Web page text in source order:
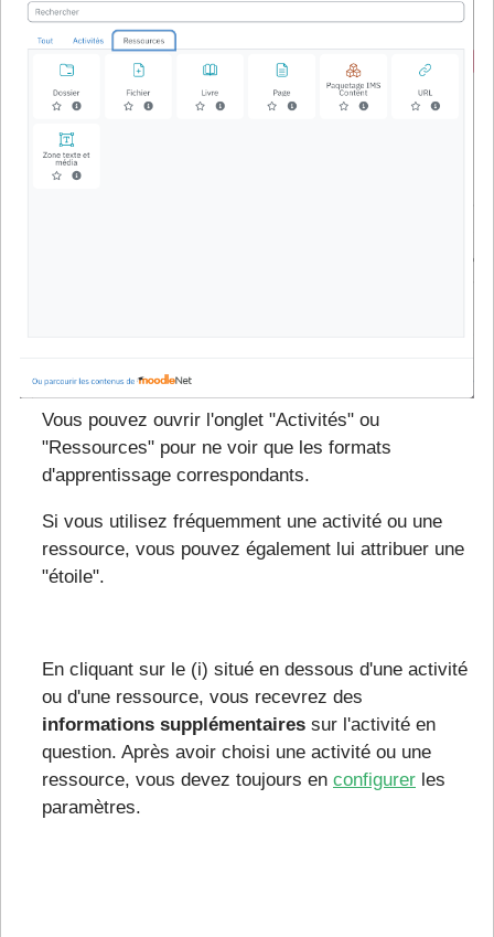
Vous pouvez ouvrir l'onglet "Activités" ou
"Ressources" pour ne voir que les formats
d'apprentissage correspondants.
Si vous utilisez fréquemment une activité ou une
ressource, vous pouvez également lui attribuer une
"étoile".
En cliquant sur le (i) situé en dessous d'une activité
ou d'une ressource, vous recevrez des
informations supplémentaires sur l'activité en
question. Après avoir choisi une activité ou une
ressource, vous devez toujours en configurer les
paramètres.